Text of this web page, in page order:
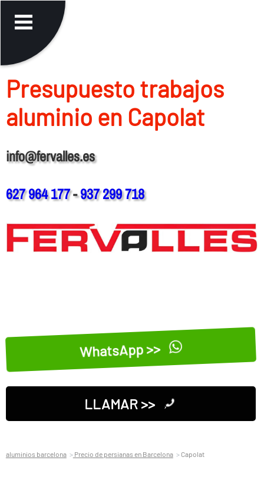
Presupuesto trabajos
aluminio en Capolat
info@fervalles.es
627 964 177-937 299 718
WhatsApp >>
LLAMAR >>
aluminios barcelona Precio de persianas en Barcelona Capolat